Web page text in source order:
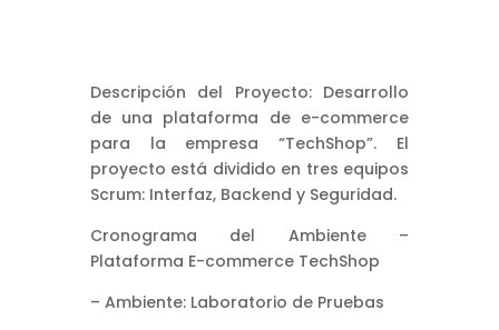
Descripción del Proyecto: Desarrollo
de una plataforma de e-commerce
para la empresa “TechShop”. El
proyecto está dividido en tres equipos
Scrum: Interfaz, Backend y Seguridad.
Cronograma del Ambiente –
Plataforma E-commerce TechShop
– Ambiente: Laboratorio de Pruebas